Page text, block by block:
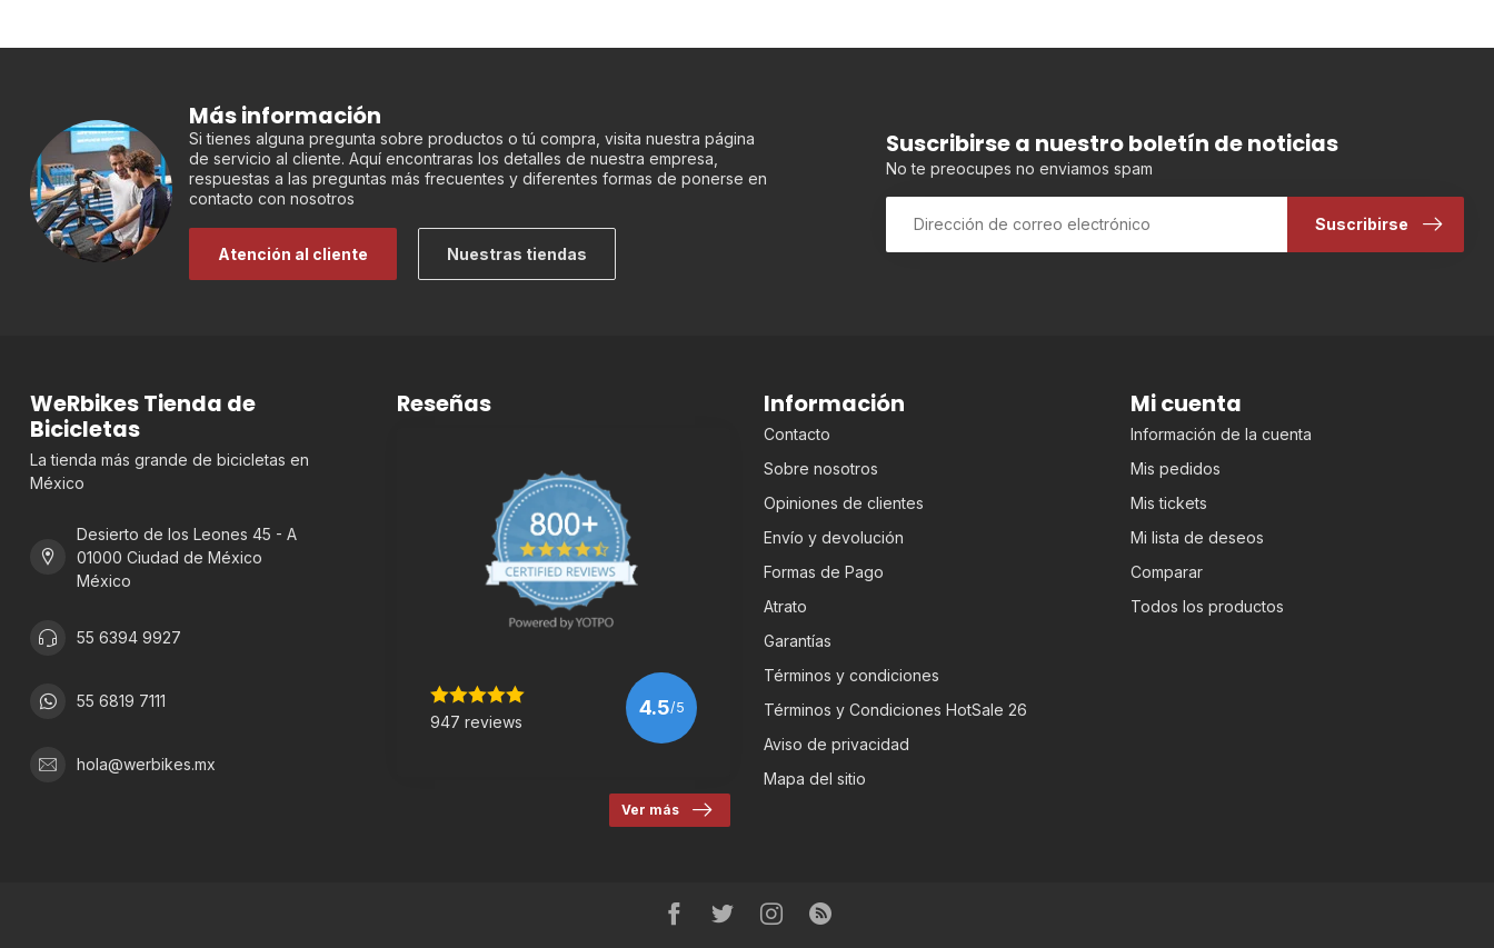
Más información
Si tienes alguna pregunta sobre productos o tú compra, visita nuestra página
de servicio al cliente. Aquí encontraras los detalles de nuestra empresa,
respuestas a las preguntas más frecuentes y diferentes formas de ponerse en
contacto con nosotros
Atención al cliente Nuestras tiendas
Suscribirse a nuestro boletín de noticias
No te preocupes no enviamos spam
Suscribirse
WeRbikes Tienda de
Bicicletas
La tienda más grande de bicicletas en
México
Desierto de los Leones 45 - A
01000 Ciudad de México
México
55 6394 9927
55 6819 7111
hola@werbikes.mx
Reseñas
947 reviews
4.5/5
Ver más
Información
Contacto
Sobre nosotros
Opiniones de clientes
Envío y devolución
Formas de Pago
Atrato
Garantías
Términos y condiciones
Términos y Condiciones HotSale 26
Aviso de privacidad
Mapa del sitio
Mi cuenta
Información de la cuenta
Mis pedidos
Mis tickets
Mi lista de deseos
Comparar
Todos los productos